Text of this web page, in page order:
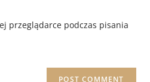
przeglądarce podczas pisania